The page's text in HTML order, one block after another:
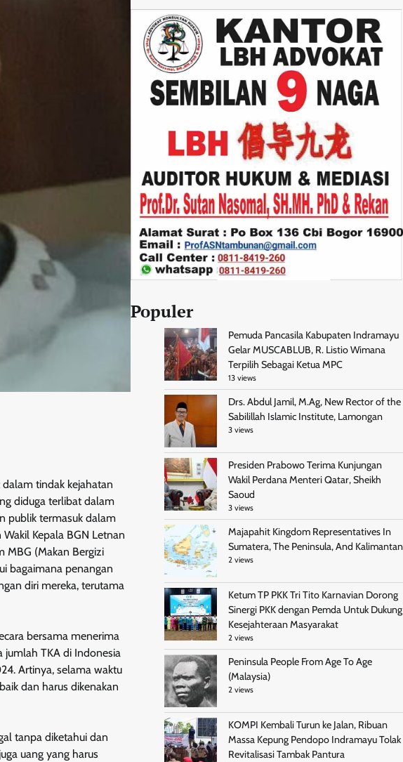
tindak kejahatan
diduga terlibat dalam
publik termasuk dalam
Kepala BGN Letnan
MBG (Makan Bergizi
bagaimana penangan
diri mereka, terutama
bersama menerima
jumlah TKA di Indonesia
Artinya, selama waktu
dan harus dikenakan
tanpa diketahui dan
uang yang harus
Populer
Pemuda Pancasila Kabupaten Indramayu
Gelar MUSCABLUB, R. Listio Wimana
Terpilih Sebagai Ketua MPC
13 views
Drs. Abdul Jamil, M.Ag, New Rector of the
Sabilillah Islamic Institute, Lamongan
3 views
Presiden Prabowo Terima Kunjungan
Wakil Perdana Menteri Qatar, Sheikh
Saoud
3 views
Majapahit Kingdom Representatives In
Sumatera, The Peninsula, And Kalimantan
2 views
Ketum TP PKK Tri Tito Karnavian Dorong
Sinergi PKK dengan Pemda Untuk Dukung
Kesejahteraan Masyarakat
2 views
Peninsula People From Age To Age
(Malaysia)
2 views
KOMPI Kembali Turun ke Jalan, Ribuan
Massa Kepung Pendopo Indramayu Tolak
Revitalisasi Tambak Pantura